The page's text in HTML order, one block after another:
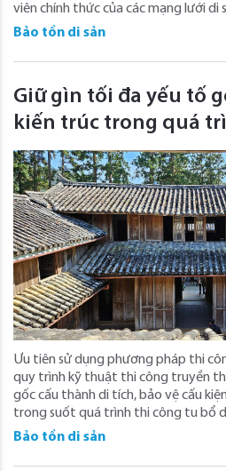
viên chính thức của các mạng lưới di
Bảo tồn di sản
Giữ gìn tối đa yếu tố
kiến trúc trong quá
Ưu tiên sử dụng phương pháp thi
quy trình kỹ thuật thi công truyền
gốc cấu thành di tích, bảo vệ cấu
trong suốt quá trình thi công tu bổ
Bảo tồn di sản